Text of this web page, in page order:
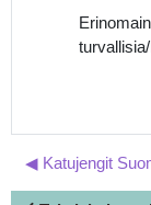
◀︎ Katujengit